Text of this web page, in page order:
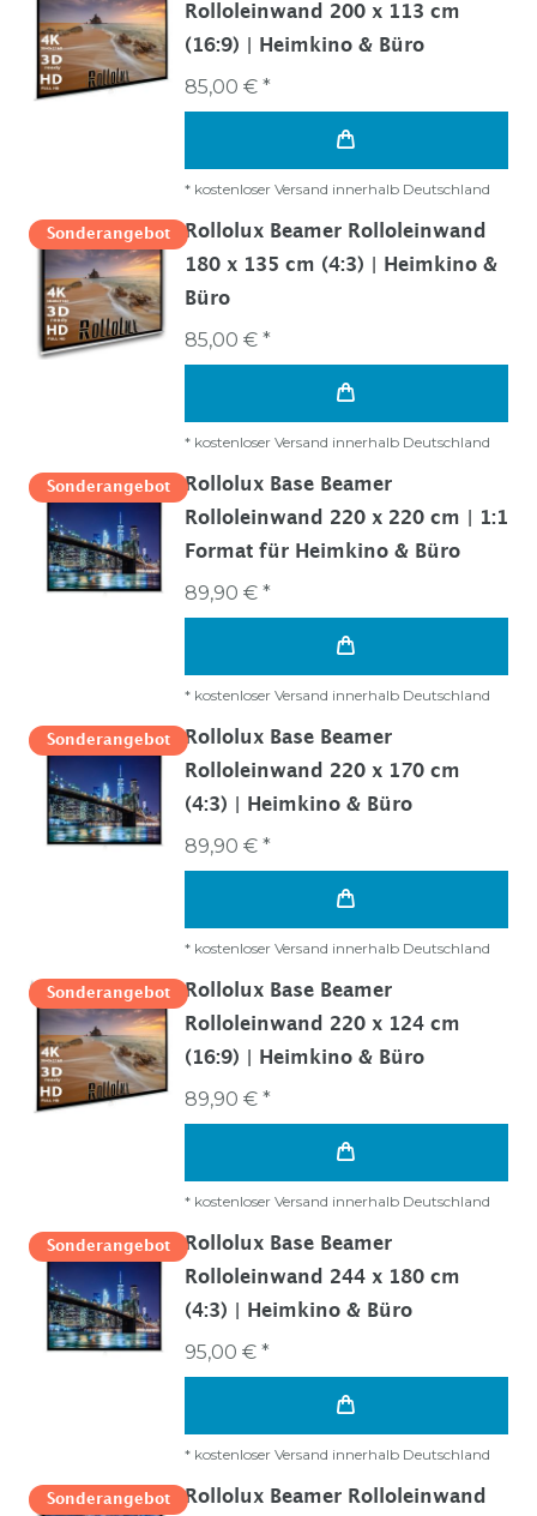
Rolloleinwand 200 x 113 cm
(16:9) | Heimkino & Büro
85,00 € *
* kostenloser Versand innerhalb Deutschland
Sonderangebot
Rollolux Beamer Rolloleinwand
180 x 135 cm (4:3) | Heimkino &
Büro
85,00 € *
* kostenloser Versand innerhalb Deutschland
Sonderangebot
Rollolux Base Beamer
Rolloleinwand 220 x 220 cm | 1:1
Format für Heimkino & Büro
89,90 € *
* kostenloser Versand innerhalb Deutschland
Sonderangebot
Rollolux Base Beamer
Rolloleinwand 220 x 170 cm
(4:3) | Heimkino & Büro
89,90 € *
* kostenloser Versand innerhalb Deutschland
Sonderangebot
Rollolux Base Beamer
Rolloleinwand 220 x 124 cm
(16:9) | Heimkino & Büro
89,90 € *
* kostenloser Versand innerhalb Deutschland
Sonderangebot
Rollolux Base Beamer
Rolloleinwand 244 x 180 cm
(4:3) | Heimkino & Büro
95,00 € *
* kostenloser Versand innerhalb Deutschland
Sonderangebot
Rollolux Beamer Rolloleinwand